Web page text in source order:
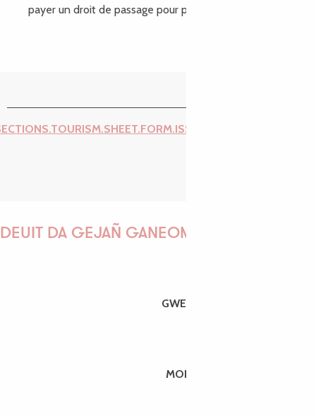
payer un droit de passage pour pouvoir l'emprunter.
DEUIT DA GEJAÑ GANEOMP !
GWENAËLLE
MORGANE